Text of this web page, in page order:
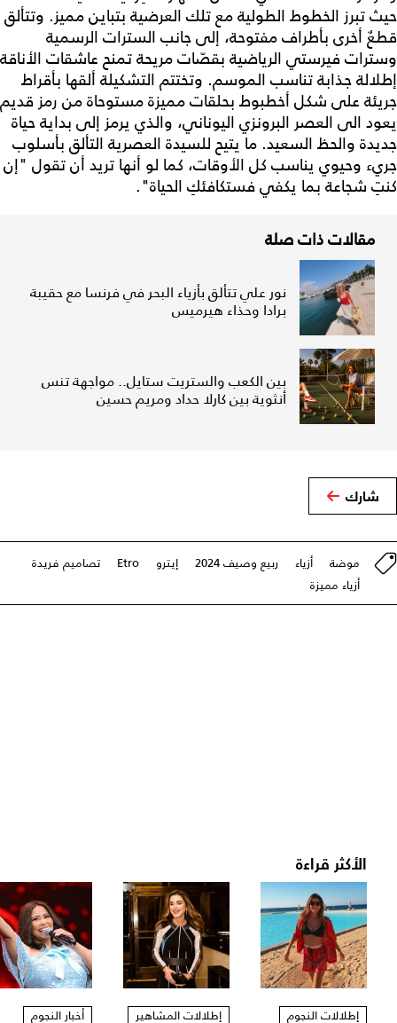
حيث تبرز الخطوط الطولية مع تلك العرضية بتباين مميز. وتتألق
قطعٌ أخرى بأطراف مفتوحة، إلى جانب السترات الرسمية
وسترات فيرستي الرياضية بقصّات مريحة تمنح عاشقات الأناقة
إطلالة جذابة تناسب الموسم. وتختتم التشكيلة ألقها بأقراط
جريئة على شكل أخطبوط بحلقات مميزة مستوحاة من رمز قديم
يعود الى العصر البرونزي اليوناني، والذي يرمز إلى بداية حياة
جديدة والحظ السعيد. ما يتيح للسيدة العصرية التألق بأسلوب
جريء وحيوي يناسب كل الأوقات، كما لو أنها تريد أن تقول "إن
كنتِ شجاعة بما يكفي فستكافئكِ الحياة".
مقالات ذات صلة
نور علي تتألق بأزياء البحر في فرنسا مع حقيبة
برادا وحذاء هيرميس
بين الكعب والستريت ستايل.. مواجهة تنس
أنثوية بين كارلا حداد ومريم حسين
شارك
موضة أزياء ربيع وصيف 2024 إيترو Etro
تصاميم فريدة
أزياء مميزة
الأكثر قراءة
إطلالات النجوم إطلالات المشاهير أخبار النجوم